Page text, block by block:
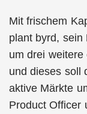
Mit frischem
plant byrd, sein
um drei
und dieses soll
aktive Märkte
Product Officer